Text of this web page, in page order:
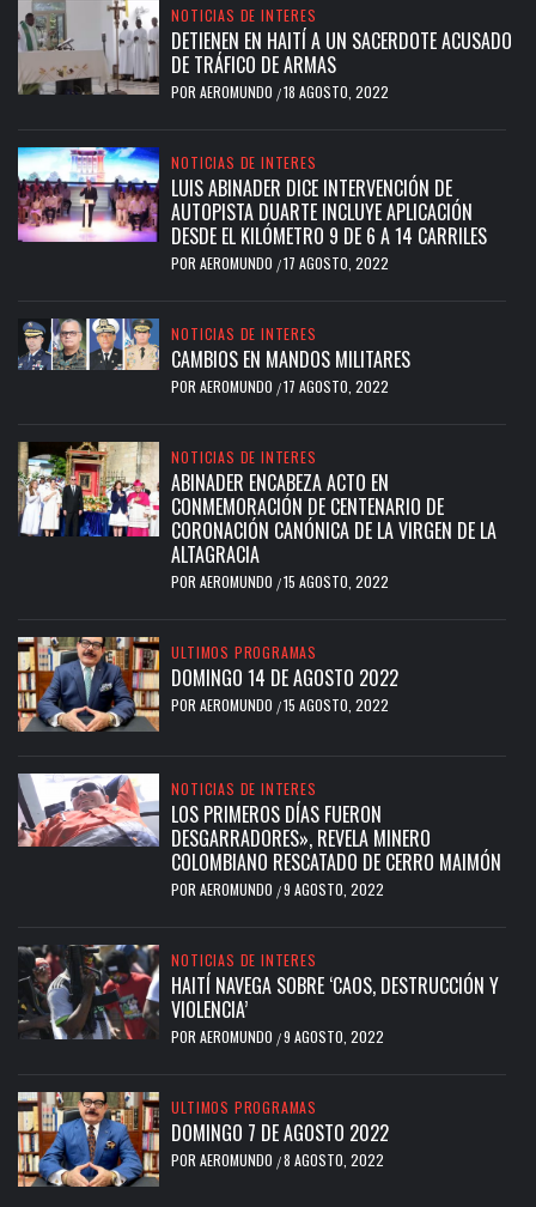
NOTICIAS DE INTERES
DETIENEN EN HAITÍ A UN SACERDOTE ACUSADO
DE TRÁFICO DE ARMAS
POR AEROMUNDO /18 AGOSTO, 2022
NOTICIAS DE INTERES
LUIS ABINADER DICE INTERVENCIÓN DE
AUTOPISTA DUARTE INCLUYE APLICACIÓN
DESDE EL KILÓMETRO 9 DE 6 A 14 CARRILES
POR AEROMUNDO /17 AGOSTO, 2022
NOTICIAS DE INTERES
CAMBIOS EN MANDOS MILITARES
POR AEROMUNDO /17 AGOSTO, 2022
NOTICIAS DE INTERES
ABINADER ENCABEZA ACTO EN
CONMEMORACIÓN DE CENTENARIO DE
CORONACIÓN CANÓNICA DE LA VIRGEN DE LA
ALTAGRACIA
POR AEROMUNDO /15 AGOSTO, 2022
ULTIMOS PROGRAMAS
DOMINGO 14 DE AGOSTO 2022
POR AEROMUNDO /15 AGOSTO, 2022
NOTICIAS DE INTERES
LOS PRIMEROS DÍAS FUERON
DESGARRADORES», REVELA MINERO
COLOMBIANO RESCATADO DE CERRO MAIMÓN
POR AEROMUNDO /9 AGOSTO, 2022
NOTICIAS DE INTERES
HAITÍ NAVEGA SOBRE ‘CAOS, DESTRUCCIÓN Y
VIOLENCIA’
POR AEROMUNDO /9 AGOSTO, 2022
ULTIMOS PROGRAMAS
DOMINGO 7 DE AGOSTO 2022
POR AEROMUNDO /8 AGOSTO, 2022